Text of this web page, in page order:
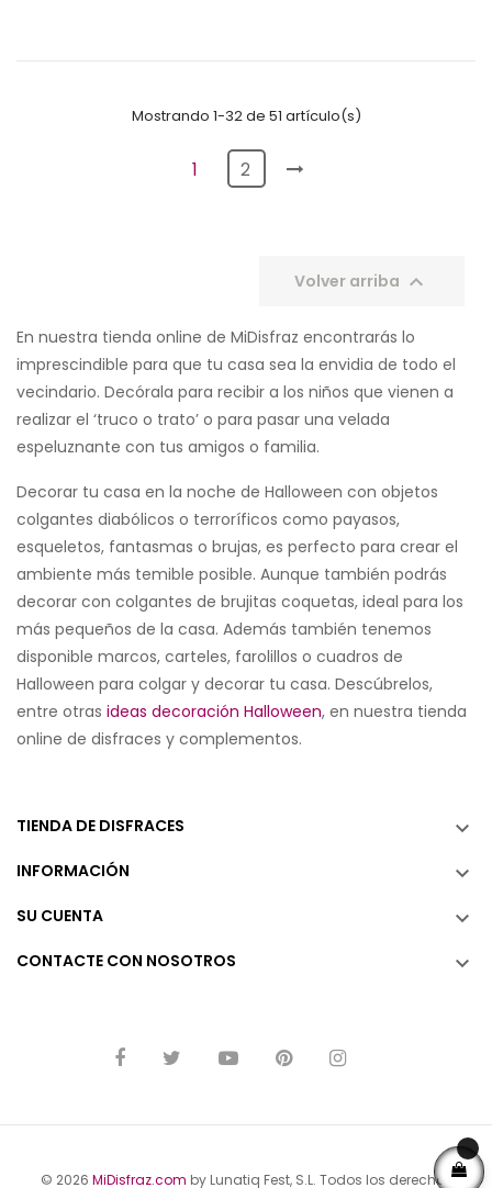
Mostrando 1-32 de 51 artículo(s)
1 2
Volver arriba 
En nuestra tienda online de MiDisfraz encontrarás lo
imprescindible para que tu casa sea la envidia de todo el
vecindario. Decórala para recibir a los niños que vienen a
realizar el ‘truco o trato’ o para pasar una velada
espeluznante con tus amigos o familia.
Decorar tu casa en la noche de Halloween con objetos
colgantes diabólicos o terroríficos como payasos,
esqueletos, fantasmas o brujas, es perfecto para crear el
ambiente más temible posible. Aunque también podrás
decorar con colgantes de brujitas coquetas, ideal para los
más pequeños de la casa. Además también tenemos
disponible marcos, carteles, farolillos o cuadros de
Halloween para colgar y decorar tu casa. Descúbrelos,
entre otras ideas decoración Halloween, en nuestra tienda
online de disfraces y complementos.
TIENDA DE DISFRACES 
INFORMACIÓN 
SU CUENTA 
CONTACTE CON NOSOTROS 
© 2026 MiDisfraz.com by Lunatiq Fest, S.L. Todos los derechos